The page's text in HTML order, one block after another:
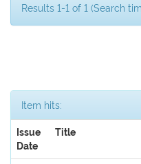
Results 1-1 of 1 (Search
Item hits:
Issue
Date
Title